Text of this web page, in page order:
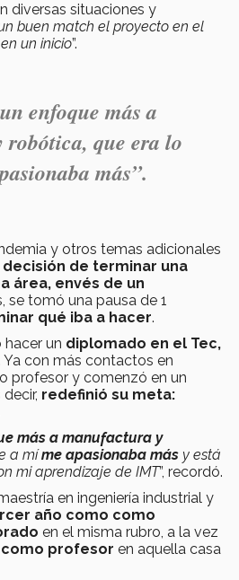
diversas situaciones y
buen match el proyecto en el
un inicio”.
enfoque más a
que era lo
más”.
y otros temas adicionales
de terminar una
área, envés de un
se tomó una pausa de 1
qué iba a hacer.
un diplomado en el Tec,
Ya con más contactos en
profesor y comenzó en un
redefinió su meta:
más a manufactura y
a míme apasionaba más y está
mi aprendizaje de IMT”, recordó.
en ingeniería industrial y
año como como
en el misma rubro, a la vez
como profesor en aquella casa